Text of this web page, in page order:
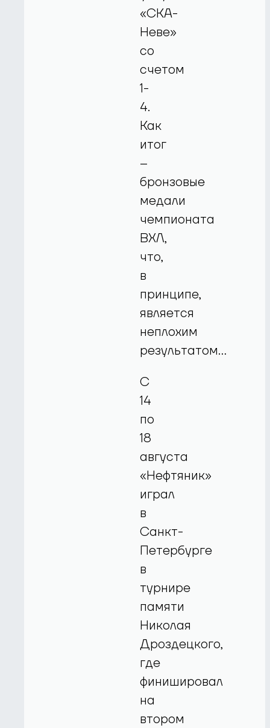
«СКА-
Неве»
со
счетом
1-
4.
Как
итог
–
бронзовые
медали
чемпионата
ВХЛ,
что,
в
принципе,
является
неплохим
результатом…
С
14
по
18
августа
«Нефтяник»
играл
в
Санкт-
Петербурге
в
турнире
памяти
Николая
Дроздецкого,
где
финишировал
на
втором